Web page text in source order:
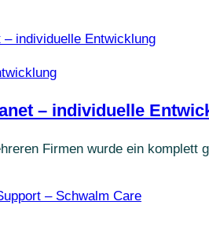
– individuelle
Firmen wurde ein komplett